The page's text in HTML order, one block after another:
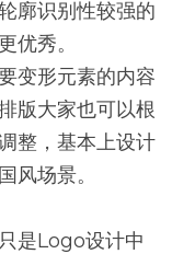
廓识别性较强的
优秀。
变形元素的内容
版大家也可以根
整，基本上设计
风场景。
是Logo设计中